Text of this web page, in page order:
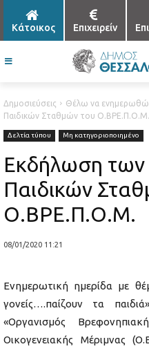
Κάτοικος Επιχειρείν
Δημοσιεύσεις Θέλω να ενημερωθώ
Παιδικών Σταθμών του Ο.ΒΡΕ.Π.Ο.Μ.
Δελτία τύπου Μη κατηγοριοποιημένο
Εκδήλωση των
Παιδικών
Ο.ΒΡΕ.Π.Ο.Μ.
08/01/2020 11:21
Ενημερωτική ημερίδα με
γονείς….παίζουν τα
«Οργανισμός
Οικογενειακής Μέριμνας